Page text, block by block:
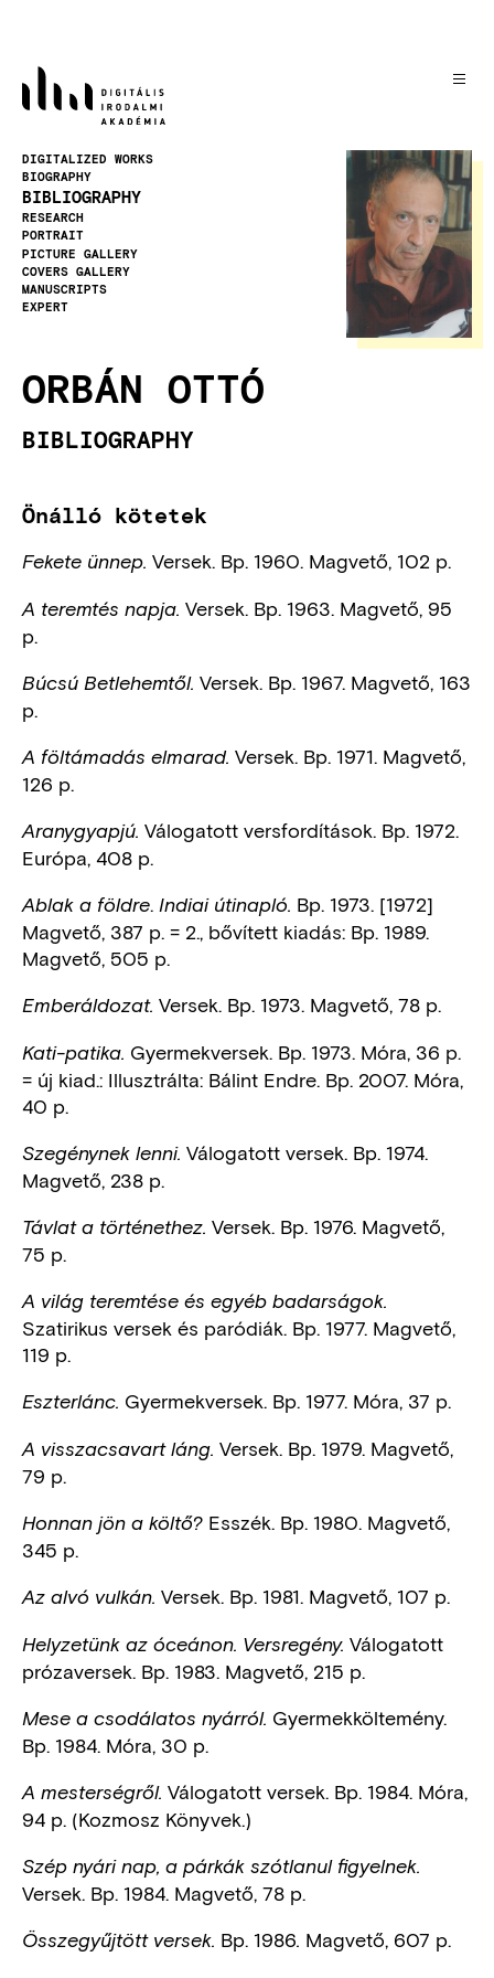
content
DIGITALIZED WORKS
BIOGRAPHY
BIBLIOGRAPHY
RESEARCH
PORTRAIT
PICTURE GALLERY
COVERS GALLERY
MANUSCRIPTS
EXPERT
ORBÁN OTTÓ
BIBLIOGRAPHY
Önálló kötetek
Fekete ünnep. Versek. Bp. 1960. Magvető, 102 p.
A teremtés napja. Versek. Bp. 1963. Magvető, 95
p.
Búcsú Betlehemtől. Versek. Bp. 1967. Magvető, 163
p.
A föltámadás elmarad. Versek. Bp. 1971. Magvető,
126 p.
Aranygyapjú. Válogatott versfordítások. Bp. 1972.
Európa, 408 p.
Ablak a földre. Indiai útinapló. Bp. 1973. [1972]
Magvető, 387 p. = 2., bővített kiadás: Bp. 1989.
Magvető, 505 p.
Emberáldozat. Versek. Bp. 1973. Magvető, 78 p.
Kati-patika. Gyermekversek. Bp. 1973. Móra, 36 p.
= új kiad.: Illusztrálta: Bálint Endre. Bp. 2007. Móra,
40 p.
Szegénynek lenni. Válogatott versek. Bp. 1974.
Magvető, 238 p.
Távlat a történethez. Versek. Bp. 1976. Magvető,
75 p.
A világ teremtése és egyéb badarságok.
Szatirikus versek és paródiák. Bp. 1977. Magvető,
119 p.
Eszterlánc. Gyermekversek. Bp. 1977. Móra, 37 p.
A visszacsavart láng. Versek. Bp. 1979. Magvető,
79 p.
Honnan jön a költő? Esszék. Bp. 1980. Magvető,
345 p.
Az alvó vulkán. Versek. Bp. 1981. Magvető, 107 p.
Helyzetünk az óceánon. Versregény. Válogatott
prózaversek. Bp. 1983. Magvető, 215 p.
Mese a csodálatos nyárról. Gyermekköltemény.
Bp. 1984. Móra, 30 p.
A mesterségről. Válogatott versek. Bp. 1984. Móra,
94 p. (Kozmosz Könyvek.)
Szép nyári nap, a párkák szótlanul figyelnek.
Versek. Bp. 1984. Magvető, 78 p.
Összegyűjtött versek. Bp. 1986. Magvető, 607 p.